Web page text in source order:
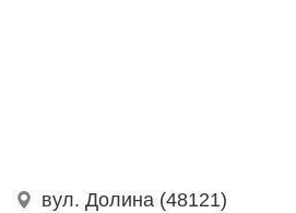
вул. Долина (48121)